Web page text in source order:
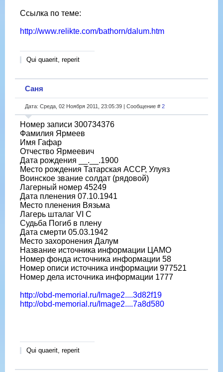
Ссылка по теме:
http://www.relikte.com/bathorn/dalum.htm
Qui quaerit, reperit
Саня
Дата: Среда, 02 Ноября 2011, 23:05:39 | Сообщение # 2
Номер записи 300734376
Фамилия Ярмеев
Имя Гафар
Отчество Ярмеевич
Дата рождения __.__.1900
Место рождения Татарская АССР, Улуяз
Воинское звание солдат (рядовой)
Лагерный номер 45249
Дата пленения 07.10.1941
Место пленения Вязьма
Лагерь шталаг VI C
Судьба Погиб в плену
Дата смерти 05.03.1942
Место захоронения Далум
Название источника информации ЦАМО
Номер фонда источника информации 58
Номер описи источника информации 977521
Номер дела источника информации 1777
http://obd-memorial.ru/Image2....3d82f19
http://obd-memorial.ru/Image2....7a8d580
Qui quaerit, reperit